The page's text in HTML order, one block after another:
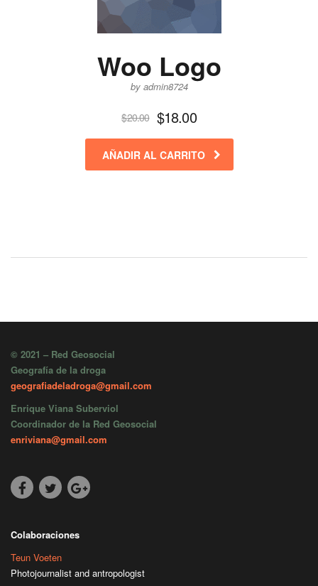
Woo Logo
by admin8724
$20.00 $18.00
AÑADIR AL CARRITO
© 2021 – Red Geosocial
Geografía de la droga
geografiadeladroga@gmail.com
Enrique Viana Suberviol
Coordinador de la Red Geosocial
enriviana@gmail.com
Colaboraciones
Teun Voeten
Photojournalist and antropologist